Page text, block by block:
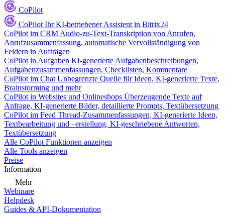
CoPilot
CoPilot Ihr KI-betriebener Assistent in Bitrix24
CoPilot im CRM Audio-zu-Text-Transkription von Anrufen,
Anrufzusammenfassung, automatische Vervollständigung von
Feldern in Aufträgen
CoPilot in Aufgaben KI-generierte Aufgabenbeschreibungen,
Aufgabenzusammenfassungen, Checklisten, Kommentare
CoPilot im Chat Unbegrenzte Quelle für Ideen, KI-generierte Texte,
Brainstorming und mehr
CoPilot in Websites und Onlineshops Überzeugende Texte auf
Anfrage, KI-generierte Bilder, detaillierte Prompts, Textübersetzung
CoPilot im Feed Thread-Zusammenfassungen, KI-generierte Ideen,
Textbearbeitung und –erstellung, KI-geschriebene Antworten,
Textübersetzung
Alle CoPilot Funktionen anzeigen
Alle Tools anzeigen
Preise
Information
Mehr
Webinare
Helpdesk
Guides & API-Dokumentation